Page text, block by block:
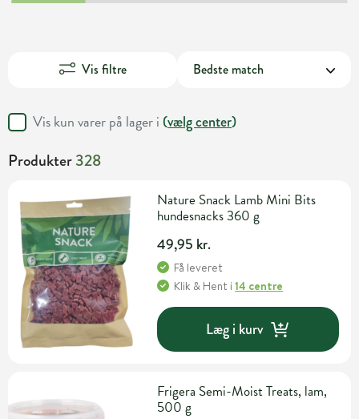
Vis filtre
Vis kun varer på lager i (vælg center)
Produkter328
Nature Snack Lamb Mini Bits
hundesnacks 360 g
49,95 kr.
Få leveret
Klik & Hent i14 centre
Læg i kurv
Frigera Semi-Moist Treats, lam,
500 g